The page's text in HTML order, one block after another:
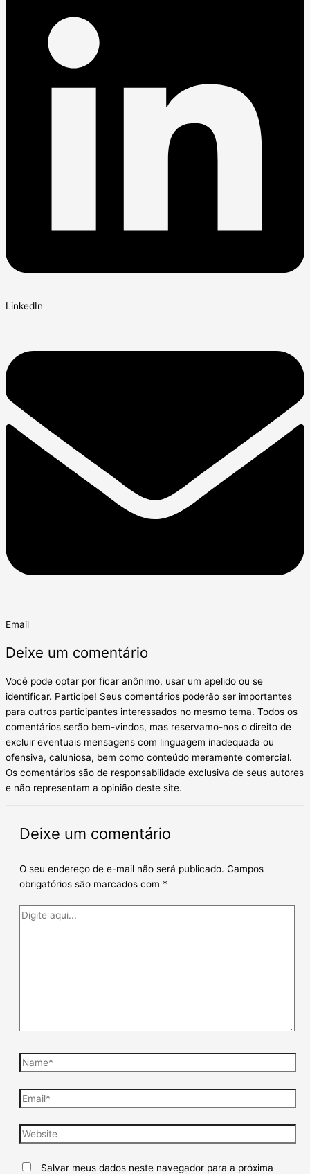
LinkedIn
Email
Deixe um comentário
Você pode optar por ficar anônimo, usar um apelido ou se
identificar. Participe! Seus comentários poderão ser importantes
para outros participantes interessados no mesmo tema. Todos os
comentários serão bem-vindos, mas reservamo-nos o direito de
excluir eventuais mensagens com linguagem inadequada ou
ofensiva, caluniosa, bem como conteúdo meramente comercial.
Os comentários são de responsabilidade exclusiva de seus autores
e não representam a opinião deste site.
Deixe um comentário
O seu endereço de e-mail não será publicado. Campos
obrigatórios são marcados com *
Salvar meus dados neste navegador para a próxima